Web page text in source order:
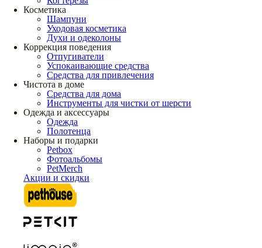
Косметика
Шампуни
Уходовая косметика
Духи и одеколоны
Коррекция поведения
Отпугиватели
Успокаивающие средства
Средства для привлечения
Чистота в доме
Средства для дома
Инструменты для чистки от шерсти
Одежда и аксессуары
Одежда
Полотенца
Наборы и подарки
Petbox
Фотоальбомы
PetMerch
Акции и скидки